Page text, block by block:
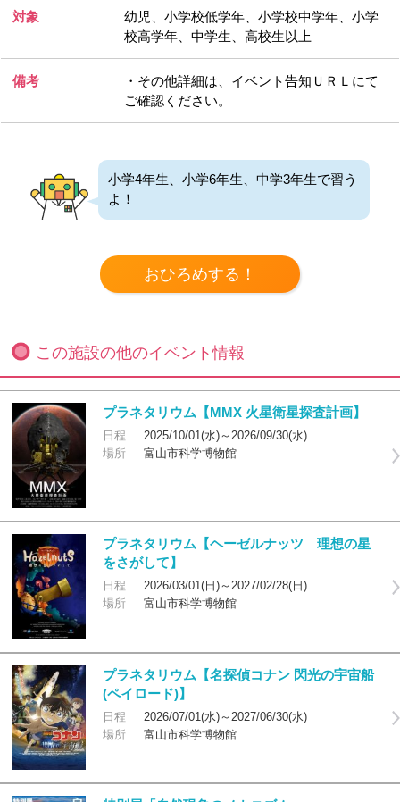
対象
幼児、小学校低学年、小学校中学年、小学
校高学年、中学生、高校生以上
備考
・その他詳細は、イベント告知ＵＲＬにて
ご確認ください。
小学4年生、小学6年生、中学3年生で習う
よ！
この施設の他のイベント情報
プラネタリウム【MMX 火星衛星探査計画】
日程
2025/10/01(水)～2026/09/30(水)
場所
富山市科学博物館
プラネタリウム【ヘーゼルナッツ 理想の星
をさがして】
日程
2026/03/01(日)～2027/02/28(日)
場所
富山市科学博物館
プラネタリウム【名探偵コナン 閃光の宇宙船
(ペイロード)】
日程
2026/07/01(水)～2027/06/30(水)
場所
富山市科学博物館